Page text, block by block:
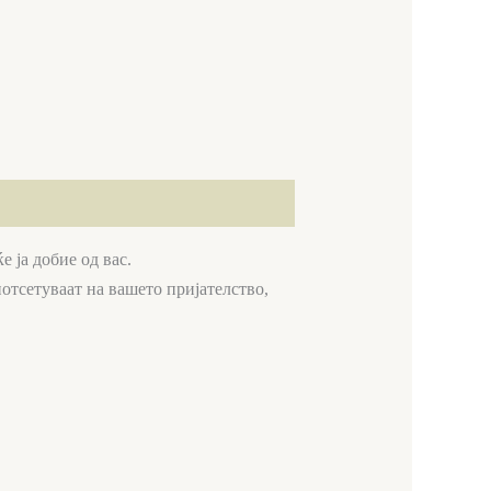
ја добие од вас.
на вашето пријателство,